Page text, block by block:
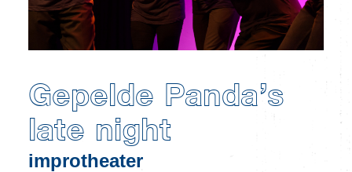
Gepelde Panda’s
late night
improtheater